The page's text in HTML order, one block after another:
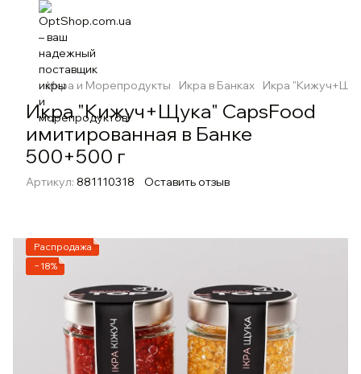
Икра и Морепродукты Икра в Банках Икра
Икра "Кижуч+Щука" CapsFood
имитированная в Банке
500+500 г
Артикул: 881110318 Оставить отзыв
Распродажа
−18%